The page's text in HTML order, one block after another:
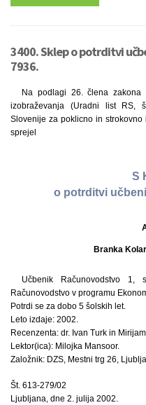
3400. Sklep o potrditvi
7936.
Na podlagi 26. člena
izobraževanja (Uradni list RS,
Slovenije za poklicno in
sprejel
S
o potrditvi
Branka
Učbenik Računovodstvo
Računovodstvo v programu
Potrdi se za dobo 5 šolskih let.
Leto izdaje: 2002.
Recenzenta: dr. Ivan Turk in
Lektor(ica): Milojka Mansoor.
Založnik: DZS, Mestni trg 26,
Št. 613-279/02
Ljubljana, dne 2. julija 2002.